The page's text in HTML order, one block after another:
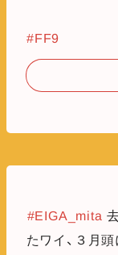
#FF9
#EIGA_mita
たワイ、３月